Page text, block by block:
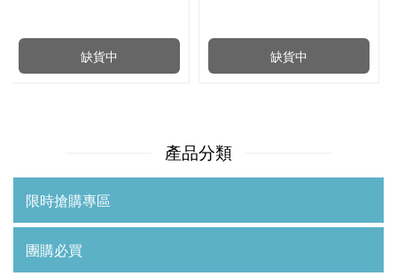
缺貨中 缺貨中
產品分類
限時搶購專區
團購必買